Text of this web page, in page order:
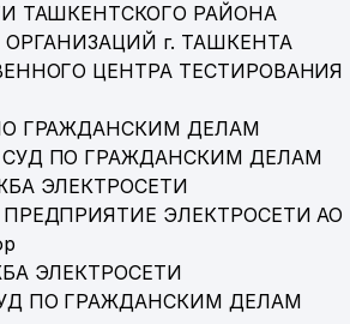
И ПОВЫШЕНИЯ
КОММУНАЛЬНО-
И ВОЕННОГО СНАБЖЕНИЯ МВД РУз
ТАШКЕНТСКОГО РАЙОНА
г. ТАШКЕНТА
ЦЕНТРА ТЕСТИРОВАНИЯ
ГРАЖДАНСКИМ ДЕЛАМ
ПО ГРАЖДАНСКИМ ДЕЛАМ
ЭЛЕКТРОСЕТИ
ЭЛЕКТРОСЕТИ АО
ЭЛЕКТРОСЕТИ
ПО ГРАЖДАНСКИМ ДЕЛАМ